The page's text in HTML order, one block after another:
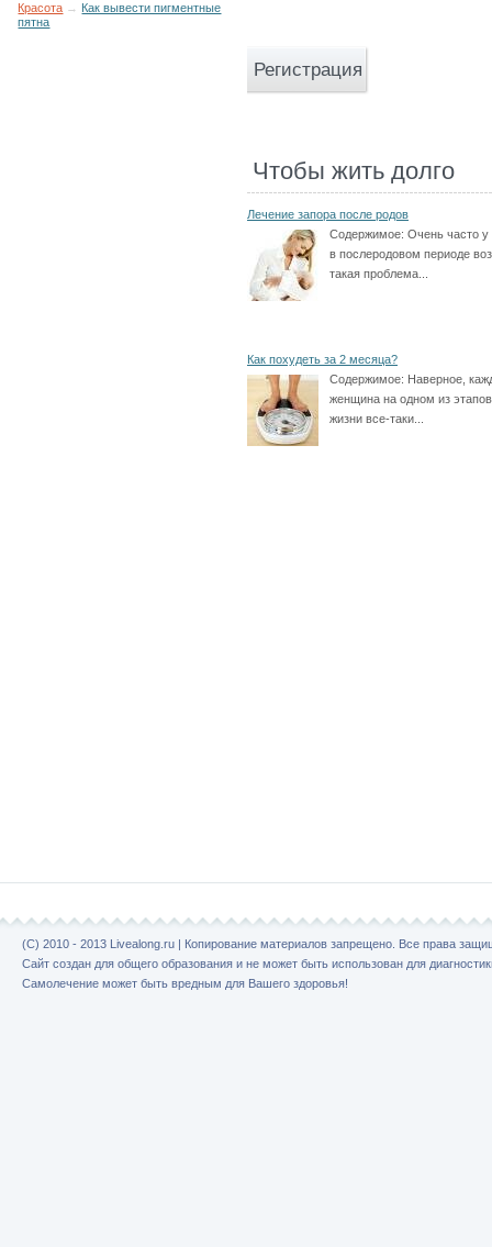
Чтобы жить долго
Лечение запора после родов
Содержимое: Очень часто
в послеродовом периоде
такая проблема...
Как похудеть за 2 месяца?
Содержимое: Наверное,
женщина на одном из
жизни все-таки...
Красота → Как вывести пигментные
пятна
(C) 2010 - 2013 Livealong.ru | Копирование материалов запрещено. Все права
Сайт создан для общего образования и не может быть использован для
Самолечение может быть вредным для Вашего здоровья!